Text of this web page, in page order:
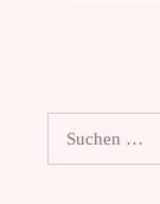
nach: